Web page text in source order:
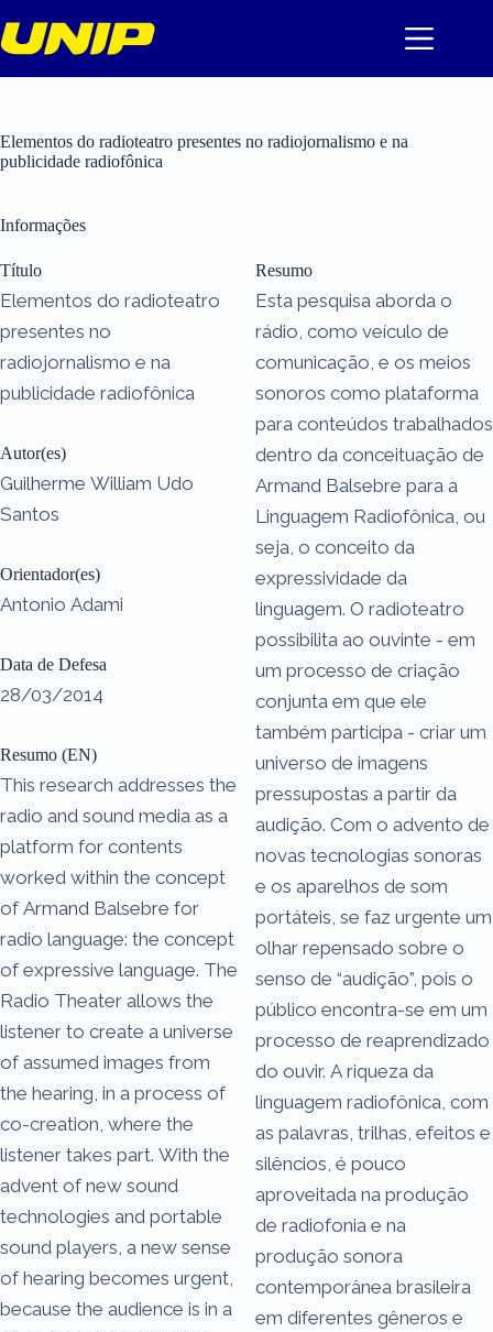
para
o
Elementos do radioteatro presentes no radiojornalismo e na
publicidade radiofônica
Informações
Título
Elementos do radioteatro
presentes no
radiojornalismo e na
publicidade radiofônica
Autor(es)
Guilherme William Udo
Santos
Orientador(es)
Antonio Adami
Data de Defesa
28/03/2014
Resumo (EN)
This research addresses the
radio and sound media as a
platform for contents
worked within the concept
of Armand Balsebre for
radio language: the concept
of expressive language. The
Radio Theater allows the
listener to create a universe
of assumed images from
the hearing, in a process of
co-creation, where the
listener takes part. With the
advent of new sound
technologies and portable
sound players, a new sense
of hearing becomes urgent,
because the audience is in a
Resumo
Esta pesquisa aborda o
rádio, como veículo de
comunicação, e os meios
sonoros como plataforma
para conteúdos trabalhados
dentro da conceituação de
Armand Balsebre para a
Linguagem Radiofônica, ou
seja, o conceito da
expressividade da
linguagem. O radioteatro
possibilita ao ouvinte - em
um processo de criação
conjunta em que ele
também participa - criar um
universo de imagens
pressupostas a partir da
audição. Com o advento de
novas tecnologias sonoras
e os aparelhos de som
portáteis, se faz urgente um
olhar repensado sobre o
senso de “audição”, pois o
público encontra-se em um
processo de reaprendizado
do ouvir. A riqueza da
linguagem radiofônica, com
as palavras, trilhas, efeitos e
silêncios, é pouco
aproveitada na produção
de radiofonia e na
produção sonora
contemporânea brasileira
em diferentes gêneros e